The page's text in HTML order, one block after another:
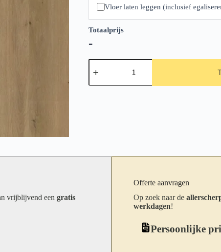
Vloer laten leggen (inclusief
Totaalprijs
-
Ambiant
Espero
Oak
vrijblijvend een gratis
Offerte aanvragen
Op zoek naar de
werkdagen!
Persoonlijke